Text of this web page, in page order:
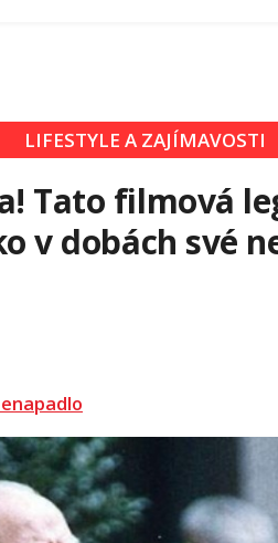
LIFESTYLE A ZAJÍMAVOSTI
Tato filmová
v dobách své